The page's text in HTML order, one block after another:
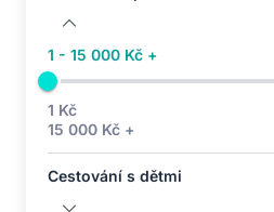
1 - 15 000 Kč +
1 Kč
15 000 Kč +
Cestování s dětmi